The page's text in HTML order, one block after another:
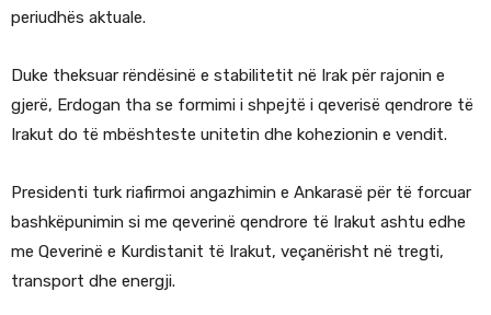
periudhës aktuale.
Duke theksuar rëndësinë e stabilitetit në Irak për rajonin e
gjerë, Erdogan tha se formimi i shpejtë i qeverisë qendrore të
Irakut do të mbështeste unitetin dhe kohezionin e vendit.
Presidenti turk riafirmoi angazhimin e Ankarasë për të forcuar
bashkëpunimin si me qeverinë qendrore të Irakut ashtu edhe
me Qeverinë e Kurdistanit të Irakut, veçanërisht në tregti,
transport dhe energji.